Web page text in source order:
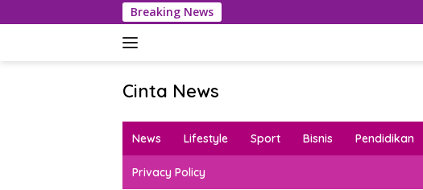
ke
Breaking News Korea
Cinta News
News
Kabar
News Lifestyle Sport Bisnis Pendidikan
Privacy Policy